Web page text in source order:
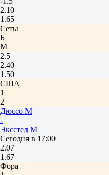
2.10
1.65
Сеты
Б
М
2.5
2.40
1.50
США
1
2
Дюссо М
-
Эксстед М
Сегодня в 17:00
2.07
1.67
Фора